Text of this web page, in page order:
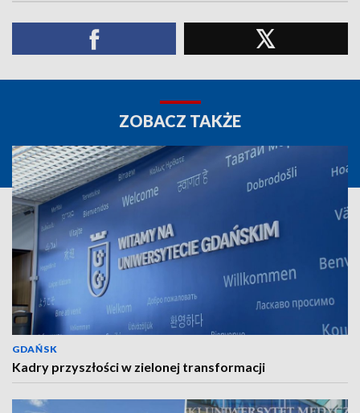
ZOBACZ TAKŻE
GDAŃSK
Kadry przyszłości w zielonej transformacji